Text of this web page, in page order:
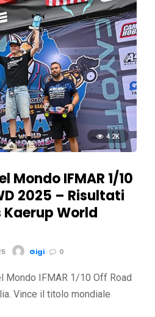
4.2K
Mondo IFMAR 1/10
2025 – Risultati
World
Gigi 0
Mondo IFMAR 1/10 Off Road
Vince il titolo mondiale